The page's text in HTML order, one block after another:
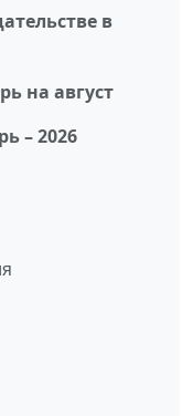
в
на август
– 2026